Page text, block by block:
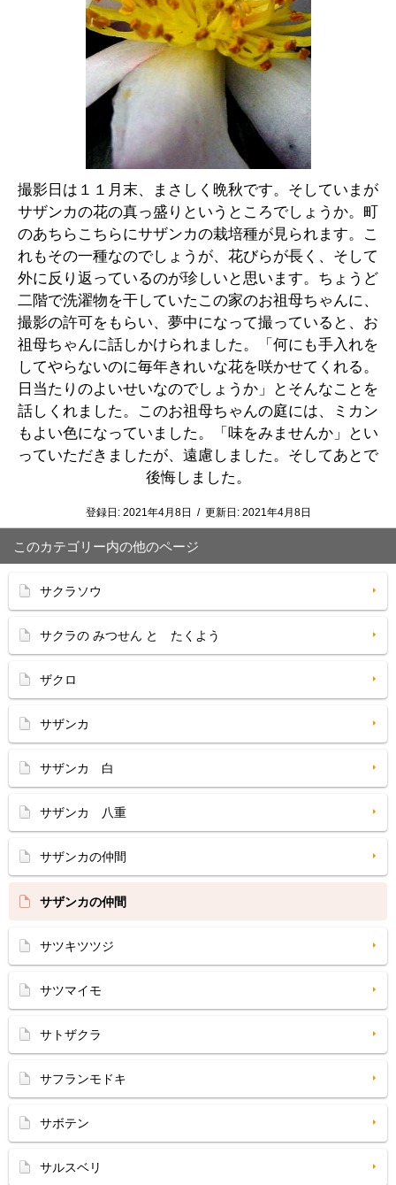
撮影日は１１月末、まさしく晩秋です。そしていまが
サザンカの花の真っ盛りというところでしょうか。町
のあちらこちらにサザンカの栽培種が見られます。こ
れもその一種なのでしょうが、花びらが長く、そして
外に反り返っているのが珍しいと思います。ちょうど
二階で洗濯物を干していたこの家のお祖母ちゃんに、
撮影の許可をもらい、夢中になって撮っていると、お
祖母ちゃんに話しかけられました。「何にも手入れを
してやらないのに毎年きれいな花を咲かせてくれる。
日当たりのよいせいなのでしょうか」とそんなことを
話しくれました。このお祖母ちゃんの庭には、ミカン
もよい色になっていました。「味をみませんか」とい
っていただきましたが、遠慮しました。そしてあとで
後悔しました。
登録日: 2021年4月8日 / 更新日: 2021年4月8日
このカテゴリー内の他のページ
サクラソウ
サクラの みつせん と たくよう
ザクロ
サザンカ
サザンカ 白
サザンカ 八重
サザンカの仲間
サザンカの仲間
サツキツツジ
サツマイモ
サトザクラ
サフランモドキ
サボテン
サルスベリ